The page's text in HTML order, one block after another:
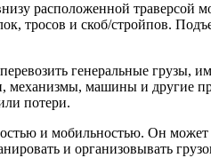
расположенной траверсой
тросов и скоб/стройпов.
генеральные
механизмы, машины и другие
потери.
и мобильностью. Он может
и организовывать